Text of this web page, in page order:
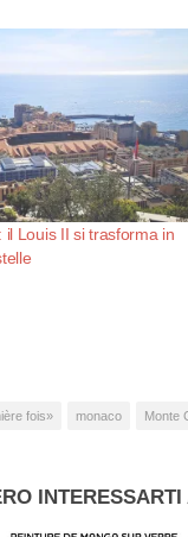
Louis II si trasforma in
fois» monaco Monte
INTERESSARTI